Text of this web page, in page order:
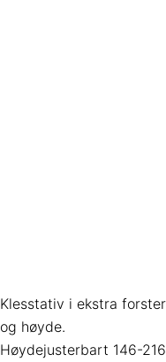
Klesstativ i ekstra
og høyde.
Høydejusterbart 146-